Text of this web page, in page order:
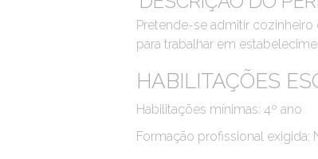
Pretende-se admitir cozinheiro
para trabalhar em
HABILITAÇÕES
Habilitações mínimas: 4º ano
Formação profissional exigida: